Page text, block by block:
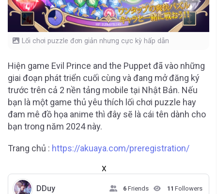
Lối chơi puzzle đơn giản nhưng cực kỳ hấp dẫn
Hiện game Evil Prince and the Puppet đã vào những
giai đoạn phát triển cuối cùng và đang mở đăng ký
trước trên cả 2 nền tảng mobile tại Nhật Bản. Nếu
bạn là một game thủ yêu thích lối chơi puzzle hay
đam mê đồ họa anime thì đây sẽ là cái tên dành cho
bạn trong năm 2024 này.
Trang chủ : https://akuaya.com/preregistration/
X
DDuy 6 Friends 11 Followers